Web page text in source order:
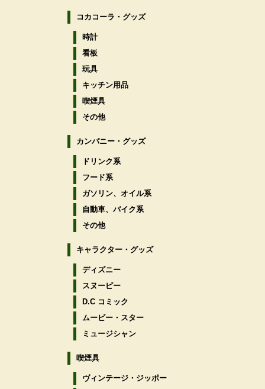
コカコーラ・グッズ
時計
看板
玩具
キッチン用品
喫煙具
その他
カンパニー・グッズ
ドリンク系
フード系
ガソリン、オイル系
自動車、バイク系
その他
キャラクター・グッズ
ディズニー
スヌーピー
D.C コミック
ムービー・スター
ミュージシャン
喫煙具
ヴィンテージ・ジッポー